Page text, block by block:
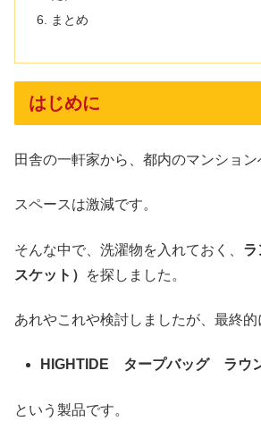
まとめ
はじめに
田舎の一軒家から、都内のマンション
スペースは激減です。
そんな中で、洗濯物を入れておく、 ラ
スケット）
を探しました。
あれやこれや検討しましたが、最終
HIGHTIDE タープバッグ ラ
という製品です。